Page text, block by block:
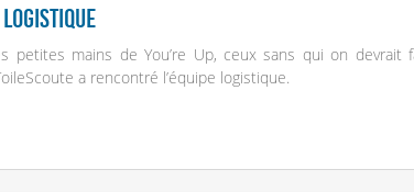
logistique
petites mains de You’re Up, ceux sans qui on
a rencontré l’équipe logistique.